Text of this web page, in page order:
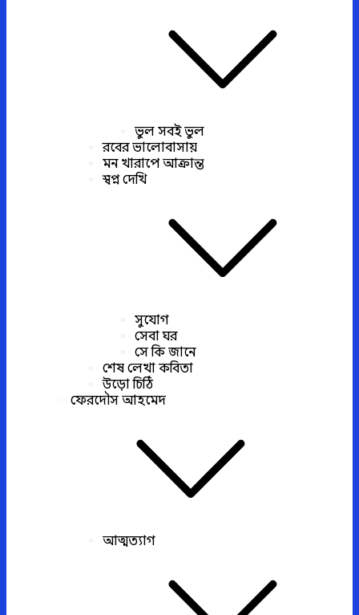
ভুল সবই ভুল
রবের ভালোবাসায়
মন খারাপে আক্রান্ত
স্বপ্ন দেখি
সুযোগ
সেবা ঘর
সে কি জানে
শেষ লেখা কবিতা
উড়ো চিঠি
ফেরদৌস আহমেদ
আত্মত্যাগ